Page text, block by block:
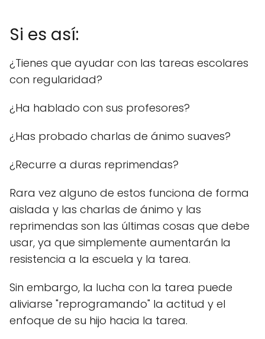
Si es así:
¿Tienes que ayudar con las tareas escolares
con regularidad?
¿Ha hablado con sus profesores?
¿Has probado charlas de ánimo suaves?
¿Recurre a duras reprimendas?
Rara vez alguno de estos funciona de forma
aislada y las charlas de ánimo y las
reprimendas son las últimas cosas que debe
usar, ya que simplemente aumentarán la
resistencia a la escuela y la tarea.
Sin embargo, la lucha con la tarea puede
aliviarse "reprogramando" la actitud y el
enfoque de su hijo hacia la tarea.